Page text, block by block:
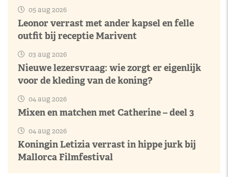
05 aug 2026
Leonor verrast met ander kapsel en felle
outfit bij receptie Marivent
03 aug 2026
Nieuwe lezersvraag: wie zorgt er eigenlijk
voor de kleding van de koning?
04 aug 2026
Mixen en matchen met Catherine – deel 3
04 aug 2026
Koningin Letizia verrast in hippe jurk bij
Mallorca Filmfestival